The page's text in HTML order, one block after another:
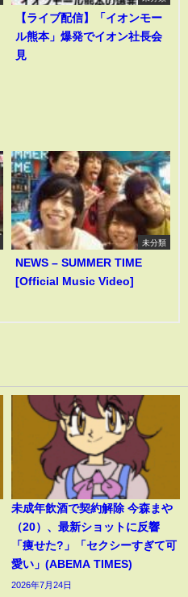
【ライブ配信】「イオンモー
ル熊本」爆発でイオン社長会
見
未分類
NEWS – SUMMER TIME
[Official Music Video]
未成年飲酒で契約解除 今森まや
（20）、最新ショットに反響
「痩せた?」「セクシーすぎて可
愛い」(ABEMA TIMES)
2026年7月24日